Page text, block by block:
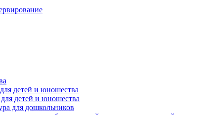
детей и юношества
детей и юношества
для дошкольников